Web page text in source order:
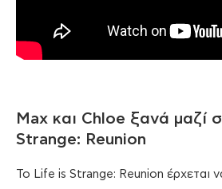
Max και Chloe ξανά μαζί
Strange: Reunion
Το Life is Strange: Reunion έρχεται